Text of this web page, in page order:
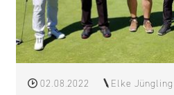
02.08.2022 Elke Jüngling